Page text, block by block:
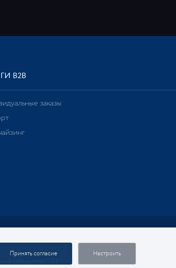
В2В
заказы
обороны, 151
Принять согласие Настроить